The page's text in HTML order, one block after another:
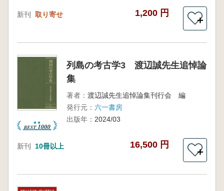
新刊 取り寄せ 1,200 円
＋
列島の考古学3 渡辺誠先生追悼論
集
著者： 渡辺誠先生追悼論集刊行会 編
発行元： 六一書房
出版年： 2024/03
新刊 10冊以上 16,500 円
＋